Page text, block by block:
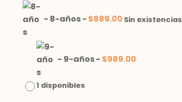
- 8-años- $989.00 Sin existencias
- 9-años- $989.00
1 disponibles